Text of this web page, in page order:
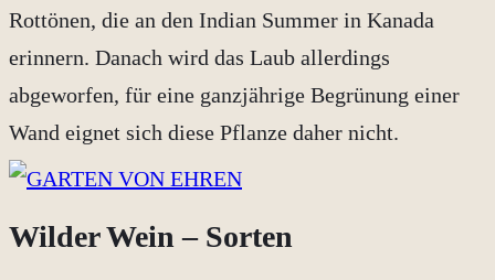
Rottönen, die an den Indian Summer in Kanada
erinnern. Danach wird das Laub allerdings
abgeworfen, für eine ganzjährige Begrünung einer
Wand eignet sich diese Pflanze daher nicht.
Wilder Wein – Sorten